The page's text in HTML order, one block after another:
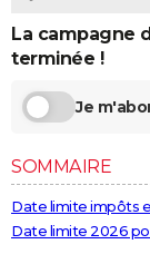
AUTO
Essais
Réserver un essai
Citadines
Berlines
SUV
Forum auto
+
Mobiles
Meilleur smartphone
Internet
Ordinateurs
Jeux vidéo
Guide high-tech
+BRICOLAGE
Forum
Aménagement
Extérieur
Cuisine
Salle de bains
Jardinage
Rangement
+WEEK-END
Guides de France
Escapades
Patrimoine
Expositions
Musées
Week-end nature
+
LIFESTYLE
La campagne
terminée !
Je
SOMMAIRE
Date limite impôts
Date limite 2026